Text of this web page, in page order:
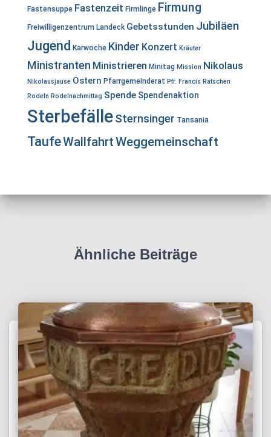
Fastensuppe Fastenzeit Firmlinge Firmung
Freiwilligenzentrum Landeck Gebetsstunden Jubiläen
Jugend Karwoche Kinder Konzert Kräuter
Ministranten Ministrieren Minitag Mission Nikolaus
Nikolausjause Ostern Pfarrgemeinderat Pfr. Francis Ratschen
Rodeln Rodelnachmittag Spende Spendenaktion
SterbefälleSternsinger Tansania
TaufeWallfahrtWeggemeinschaft
Ähnliche Beiträge